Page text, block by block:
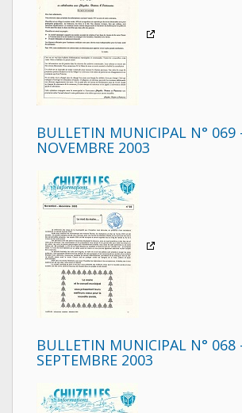
BULLETIN MUNICIPAL N° 069
NOVEMBRE 2003
BULLETIN MUNICIPAL N° 068
SEPTEMBRE 2003